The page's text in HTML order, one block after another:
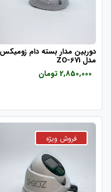
دوربین مدار بسته دام زومیکس
مدل ZO-671
2,850,000 تومان